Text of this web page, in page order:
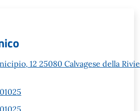
12 25080 Calvagese della